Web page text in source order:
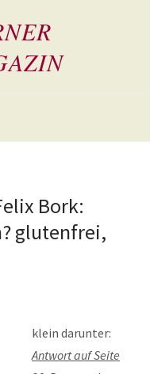
Bork:
glutenfrei,
klein darunter:
Antwort auf Seite